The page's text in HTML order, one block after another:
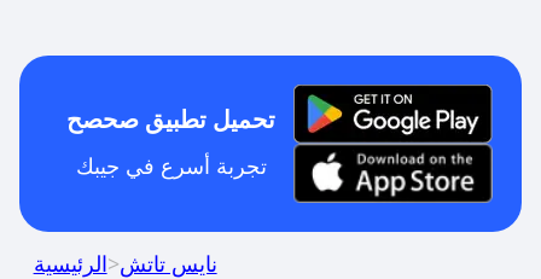
تحميل تطبيق صحصح
تجربة أسرع في جيبك
الرئيسية>نايس تاتش